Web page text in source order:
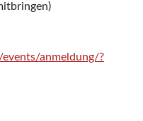
anmeldung/?